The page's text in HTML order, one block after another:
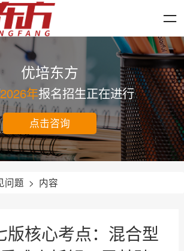
优培东方
2026年报名招生正在进行
点击咨询
问题 > 内容
版核心考点：混合型